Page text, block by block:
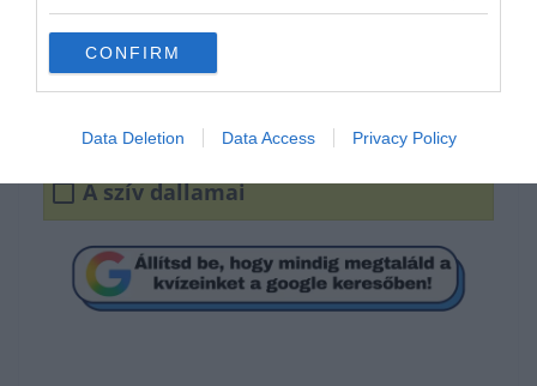
CONFIRM
Data Deletion Data Access Privacy Policy
A szív bajnokai
A szív dallamai